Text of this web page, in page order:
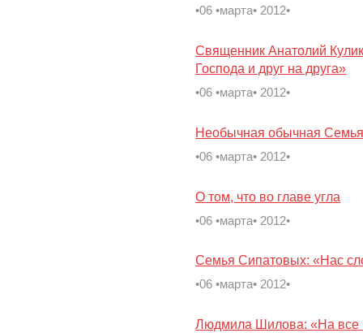
•06 •марта• 2012•
Священник Анатолий
Господа и друг на друга»
•06 •марта• 2012•
Необычная обычная
•06 •марта• 2012•
О том, что во главе угла
•06 •марта• 2012•
Семья Сипатовых: «Нас
•06 •марта• 2012•
Людмила Шилова: «На все